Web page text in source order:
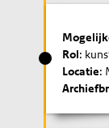
Rol:
Locatie: